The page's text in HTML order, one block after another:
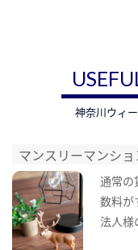
神奈川ウィ
マンスリーマンショ
通常の
数料が
法人様